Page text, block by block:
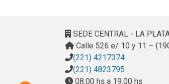
SEDE CENTRAL - LA
Calle 526 e/ 10 y 11 –
(221) 4217374
(221) 4823795
08.00 hs a 19.00 hs